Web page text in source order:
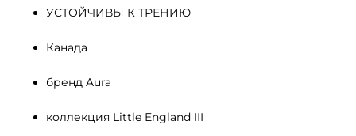
УСТОЙЧИВЫ К ТРЕНИЮ
Канада
бренд Aura
коллекция Little England III